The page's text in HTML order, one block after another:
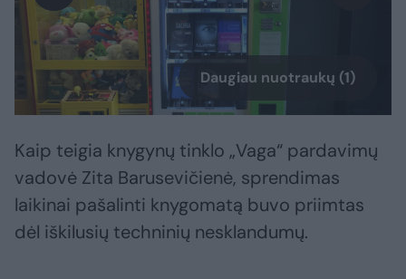
Daugiau nuotraukų (1)
Kaip teigia knygynų tinklo „Vaga“ pardavimų
vadovė Zita Barusevičienė, sprendimas
laikinai pašalinti knygomatą buvo priimtas
dėl iškilusių techninių nesklandumų.